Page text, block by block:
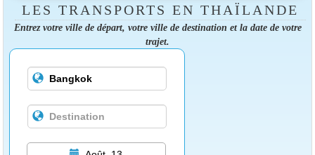
LES TRANSPORTS EN THAÏLANDE
Entrez votre ville de départ, votre ville de destination et la date de votre
trajet.